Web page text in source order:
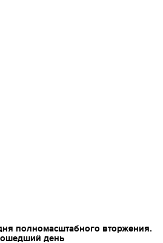
полномасштабного вторжения.
день